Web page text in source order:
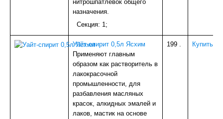
нитрошпатлевок общего
назначения.
Секция: 1;
Уайт-спирит 0,5л Ясхим
Применяют главным
образом как растворитель в
лакокрасочной
промышленности, для
разбавления масляных
красок, алкидных эмалей и
лаков, мастик на основе
199 . Купить